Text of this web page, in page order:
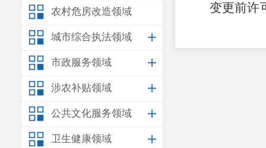
农村危房改造领域
城市综合执法领域
市政服务领域
涉农补贴领域
公共文化服务领域
卫生健康领域
变更前许